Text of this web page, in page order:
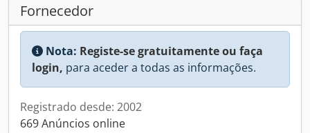
Fornecedor
Nota: Registe-se gratuitamente ou faça
login, para aceder a todas as informações.
Registrado desde: 2002
669 Anúncios online